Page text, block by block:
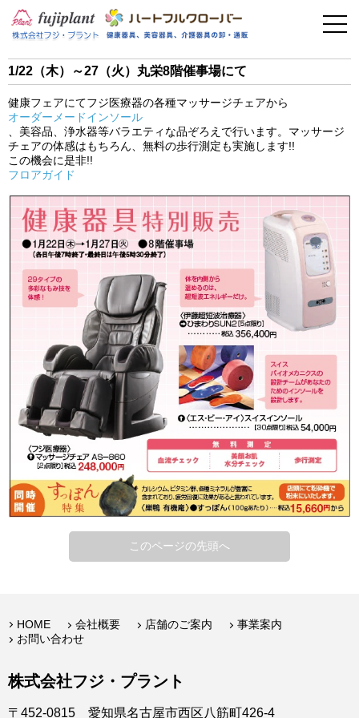
介護用品
美容・その他
お問い合わせ
1/22（木）～27（火）丸栄8階催事場にて
健康フェアにてフジ医療器の各種マッサージチェアから
オーダーメードインソール
、美容品、浄水器等バラエティな品ぞろえで行います。マッサージ
チェアの体感はもちろん、無料の歩行測定も実施します!!
この機会に是非!!
フロアガイド
このページの先頭へ
HOME 会社概要 店舗のご案内
事業案内
お問い合わせ
株式会社フジ・プラント
〒452-0815 愛知県名古屋市西区八筋町426-4